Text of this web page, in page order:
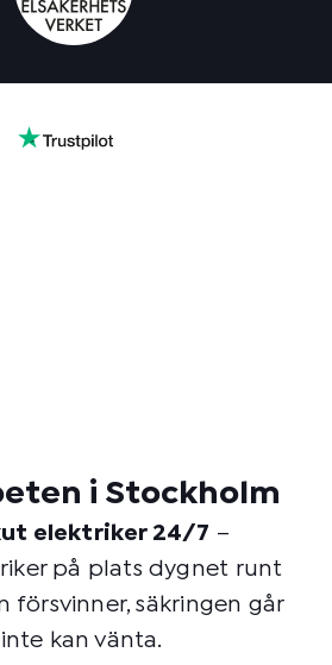
i Stockholm
elektriker 24/7 –
på plats dygnet runt
försvinner, säkringen går
kan vänta.